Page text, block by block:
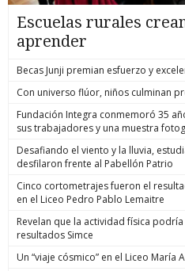
Escuelas rurales
aprender
Becas Junji premian esfuerzo y
Con universo flúor, niños culminan
Fundación Integra conmemoró 35
sus trabajadores y una muestra
Desafiando el viento y la lluvia,
desfilaron frente al Pabellón Patrio
Cinco cortometrajes fueron el
en el Liceo Pedro Pablo Lemaitre
Revelan que la actividad física
resultados Simce
Un “viaje cósmico” en el Liceo María